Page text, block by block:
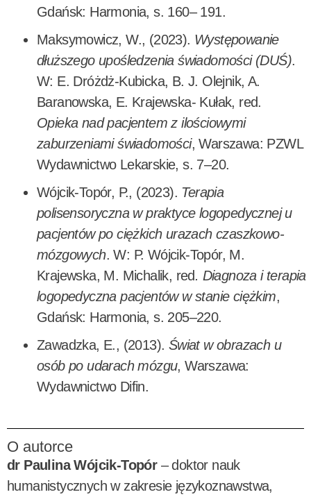
Gdańsk: Harmonia, s. 160– 191.
Maksymowicz, W., (2023). Występowanie
dłuższego upośledzenia świadomości (DUŚ).
W: E. Dróżdż-Kubicka, B. J. Olejnik, A.
Baranowska, E. Krajewska- Kułak, red.
Opieka nad pacjentem z ilościowymi
zaburzeniami świadomości, Warszawa: PZWL
Wydawnictwo Lekarskie, s. 7–20.
Wójcik-Topór, P., (2023). Terapia
polisensoryczna w praktyce logopedycznej u
pacjentów po ciężkich urazach czaszkowo-
mózgowych. W: P. Wójcik-Topór, M.
Krajewska, M. Michalik, red. Diagnoza i terapia
logopedyczna pacjentów w stanie ciężkim,
Gdańsk: Harmonia, s. 205–220.
Zawadzka, E., (2013). Świat w obrazach u
osób po udarach mózgu, Warszawa:
Wydawnictwo Difin.
O autorce
dr Paulina Wójcik-Topór– doktor nauk
humanistycznych w zakresie językoznawstwa,